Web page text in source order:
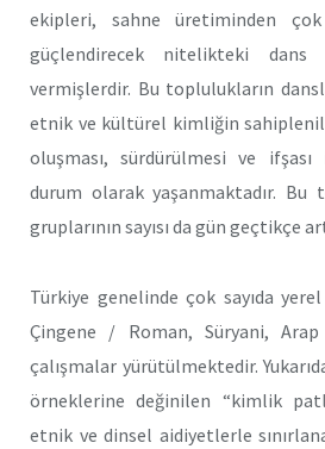
ekipleri, sahne üretiminden
güçlendirecek nitelikteki dans
vermişlerdir. Bu toplulukların
etnik ve kültürel kimliğin
oluşması, sürdürülmesi ve
durum olarak yaşanmaktadır. Bu
gruplarının sayısı da gün geçtikçe
Türkiye genelinde çok sayıda
Çingene / Roman, Süryani,
çalışmalar yürütülmektedir.
örneklerine değinilen “kimlik
etnik ve dinsel aidiyetlerle